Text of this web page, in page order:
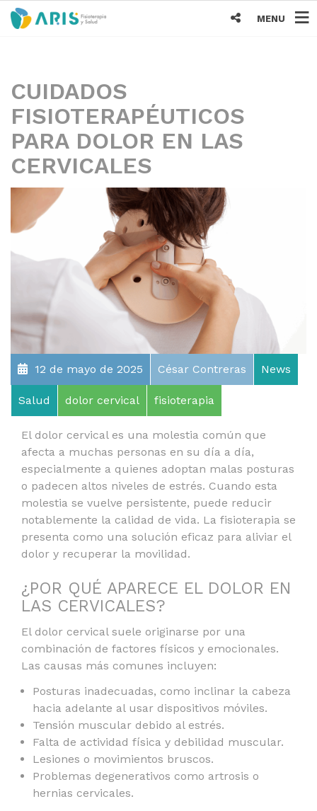
MENU
CUIDADOS
FISIOTERAPÉUTICOS
PARA DOLOR EN LAS
CERVICALES
12 de mayo de 2025 César Contreras News
Salud dolor cervical fisioterapia
El dolor cervical es una molestia común que
afecta a muchas personas en su día a día,
especialmente a quienes adoptan malas posturas
o padecen altos niveles de estrés. Cuando esta
molestia se vuelve persistente, puede reducir
notablemente la calidad de vida. La fisioterapia se
presenta como una solución eficaz para aliviar el
dolor y recuperar la movilidad.
¿POR QUÉ APARECE EL DOLOR EN
LAS CERVICALES?
El dolor cervical suele originarse por una
combinación de factores físicos y emocionales.
Las causas más comunes incluyen:
Posturas inadecuadas, como inclinar la cabeza
hacia adelante al usar dispositivos móviles.
Tensión muscular debido al estrés.
Falta de actividad física y debilidad muscular.
Lesiones o movimientos bruscos.
Problemas degenerativos como artrosis o
hernias cervicales.